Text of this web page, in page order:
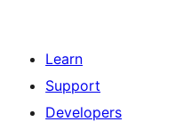
Learn
Support
Developers